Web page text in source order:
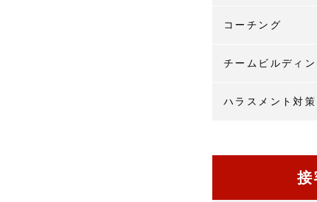
コーチング
チームビルディ
ハラスメント対策